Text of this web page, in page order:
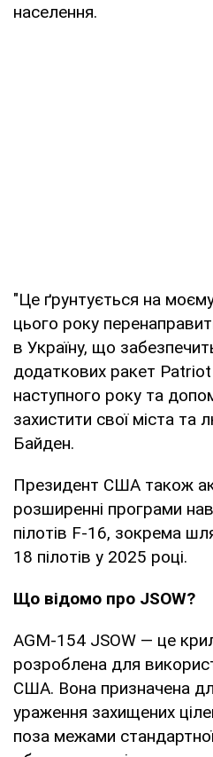
населення.
"Це ґрунтується на
цього року
в Україну, що
додаткових ракет
наступного року та
захистити свої міста та
Байден.
Президент США також
розширенні програми
пілотів F-16, зокрема
18 пілотів у 2025 році.
Що відомо про JSOW?
AGM-154 JSOW — це
розроблена для
США. Вона призначена
ураження захищених
поза межами